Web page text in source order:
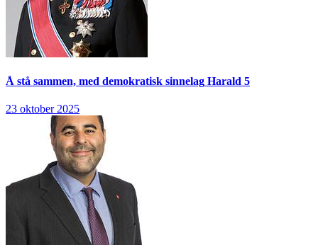
Å stå sammen, med demokratisk sinnelag Harald 5
23 oktober 2025